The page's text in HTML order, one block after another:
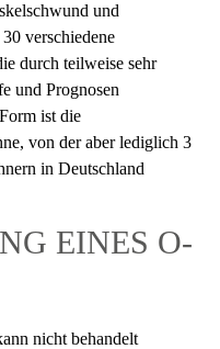
und
verschiedene
durch teilweise sehr
und Prognosen
ist die
von der aber lediglich 3
in Deutschland
EINES O-
nicht behandelt